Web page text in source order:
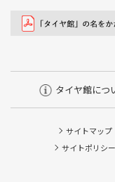
タイヤ館につ
サイトマップ
サイトポリシー